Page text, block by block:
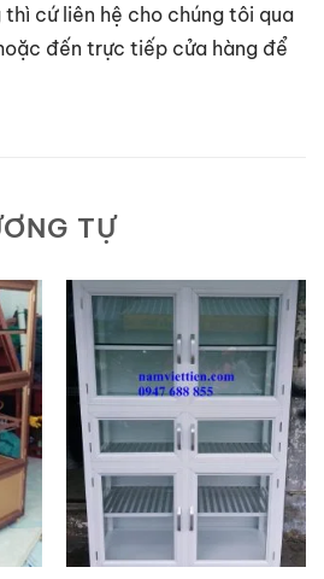
cứ liên hệ cho chúng tôi qua
đến trực tiếp cửa hàng để
TỰ